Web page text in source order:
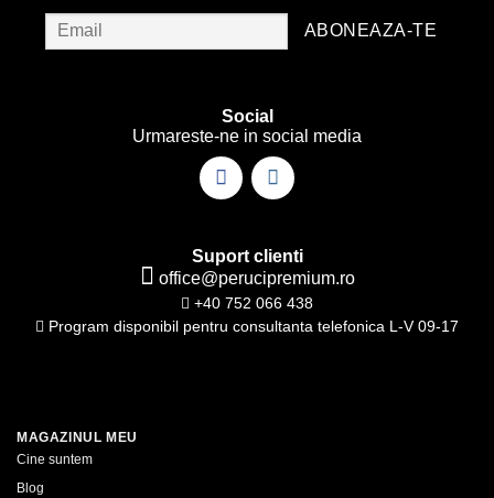
Social
Urmareste-ne in social media
Suport clienti
office@perucipremium.ro
+40 752 066 438
Program disponibil pentru consultanta telefonica L-V 09-17
MAGAZINUL MEU
Cine suntem
Blog